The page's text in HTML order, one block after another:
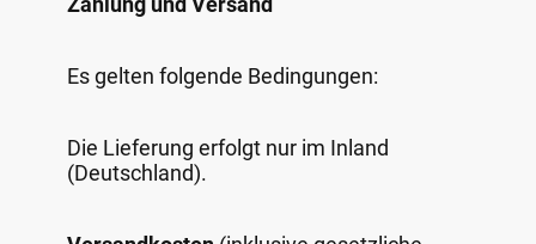
Es gelten folgende Bedingungen:
Die Lieferung erfolgt nur im Inland
(Deutschland).